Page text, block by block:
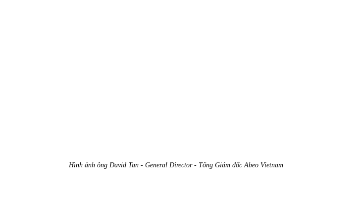
Hình ảnh ông David Tan - General Director - Tổng Giám đốc Abeo Vietnam